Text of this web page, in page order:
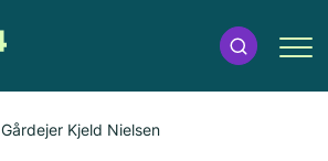
Gårdejer Kjeld Nielsen